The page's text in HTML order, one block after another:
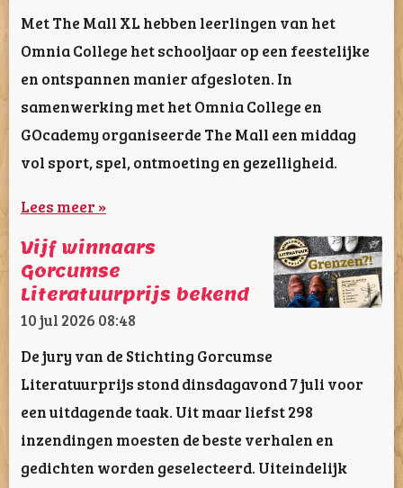
Met The Mall XL hebben leerlingen van het
Omnia College het schooljaar op een feestelijke
en ontspannen manier afgesloten. In
samenwerking met het Omnia College en
GOcademy organiseerde The Mall een middag
vol sport, spel, ontmoeting en gezelligheid.
Lees meer »
Vijf winnaars
Gorcumse
Literatuurprijs bekend
10 jul 2026 08:48
De jury van de Stichting Gorcumse
Literatuurprijs stond dinsdagavond 7 juli voor
een uitdagende taak. Uit maar liefst 298
inzendingen moesten de beste verhalen en
gedichten worden geselecteerd. Uiteindelijk